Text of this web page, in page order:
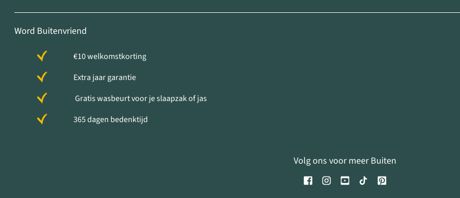
Word Buitenvriend
€10 welkomstkorting
Extra jaar garantie
Gratis wasbeurt voor je slaapzak of jas
365 dagen bedenktijd
Volg ons voor meer Buiten